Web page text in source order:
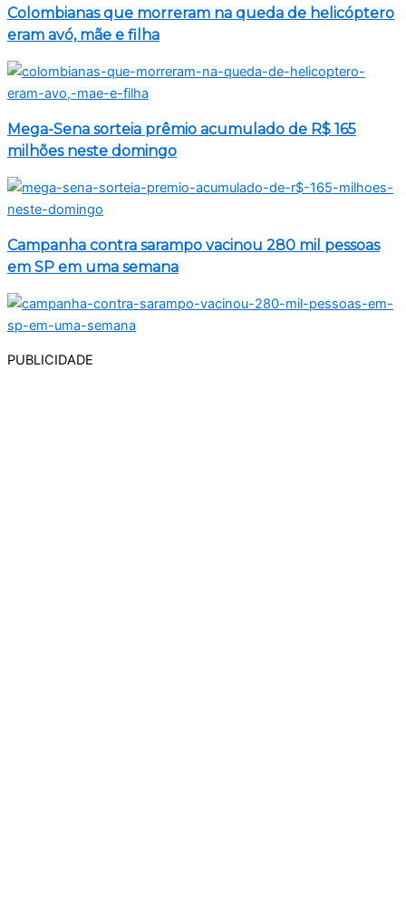
Colombianas que morreram na queda de helicóptero
eram avó, mãe e filha
Mega-Sena sorteia prêmio acumulado de R$ 165
milhões neste domingo
Campanha contra sarampo vacinou 280 mil pessoas
em SP em uma semana
PUBLICIDADE